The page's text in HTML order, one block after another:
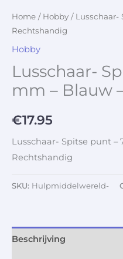
Home / Hobby / Lusschaar-
Rechtshandig
Hobby
Lusschaar-
mm – Blauw
€17.95
Lusschaar- Spitse punt –
Rechtshandig
SKU: Hulpmiddelwereld-
Beschrijving